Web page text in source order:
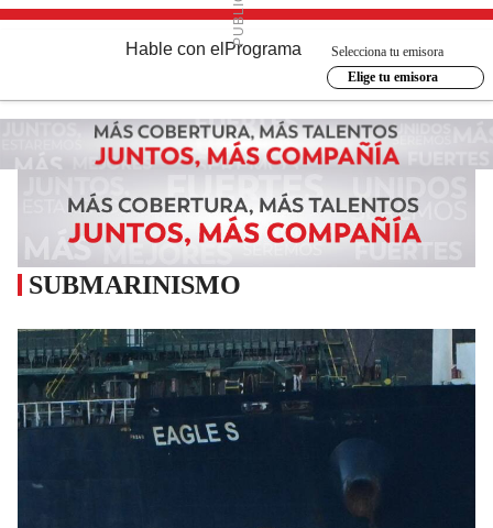
Hable con el Programa
Selecciona tu emisora
Elige tu emisora
SUBMARINISMO